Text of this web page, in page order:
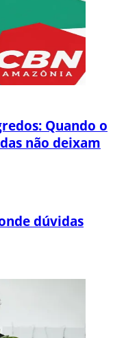
Quando o
não deixam
dúvidas